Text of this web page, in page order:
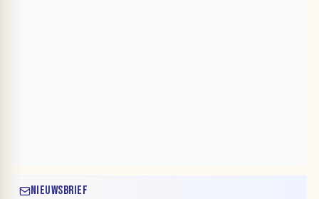
NIEUWSBRIEF